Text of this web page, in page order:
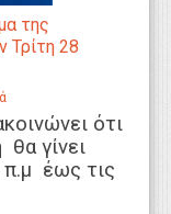
της
Τρίτη 28
ότι
γίνει
π.μ έως τις